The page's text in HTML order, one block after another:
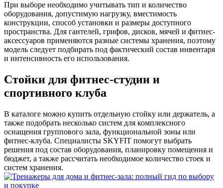
При выборе необходимо учитывать тип и количество
оборудования, допустимую нагрузку, вместимость
конструкции, способ установки и размеры доступного
пространства. Для гантелей, грифов, дисков, мячей и фитнес-
аксессуаров применяются разные системы хранения, поэтому
модель следует подбирать под фактический состав инвентаря
и интенсивность его использования.
Стойки для фитнес-студии и
спортивного клуба
В каталоге можно купить отдельную стойку или держатель, а
также подобрать несколько систем для комплексного
оснащения группового зала, функциональной зоны или
фитнес-клуба. Специалисты SKYFIT помогут выбрать
решения под состав оборудования, планировку помещения и
бюджет, а также рассчитать необходимое количество стоек и
систем хранения.